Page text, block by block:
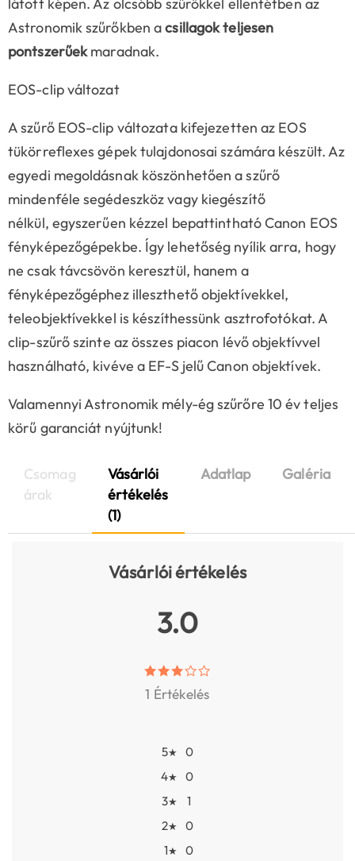
látott képen. Az olcsóbb szűrőkkel ellentétben az
Astronomik szűrőkben acsillagok teljesen
pontszerűekmaradnak.
EOS-clip változat
A szűrő EOS-clip változata kifejezetten az EOS
tükörreflexes gépek tulajdonosai számára készült. Az
egyedi megoldásnak köszönhetően a szűrő
mindenféle segédeszköz vagy kiegészítő
nélkül, egyszerűen kézzel bepattintható Canon EOS
fényképezőgépekbe. Így lehetőség nyílik arra, hogy
ne csak távcsövön keresztül, hanem a
fényképezőgéphez illeszthető objektívekkel,
teleobjektívekkel is készíthessünk asztrofotókat. A
clip-szűrő szinte az összes piacon lévő objektívvel
használható, kivéve a EF-S jelű Canon objektívek.
Valamennyi Astronomik mély-ég szűrőre 10 év teljes
körű garanciát nyújtunk!
Csomag
árak
Vásárlói
értékelés
(1)
Adatlap Galéria
Vásárlói értékelés
3.0
1 Értékelés
5★
0
4★
0
3★
1
2★
0
1★ 0